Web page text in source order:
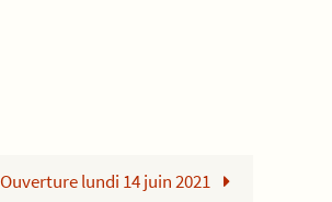
Ouverture lundi 14 juin 2021